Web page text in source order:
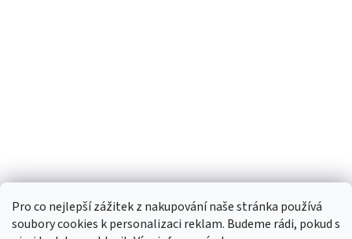
Pro co nejlepší zážitek z nakupování naše stránka používá
soubory cookies k personalizaci reklam. Budeme rádi, pokud s